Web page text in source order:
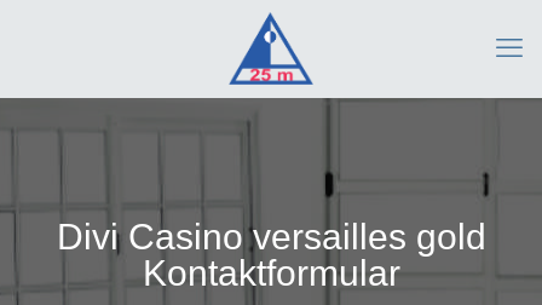
Divi Casino versailles gold
Kontaktformular